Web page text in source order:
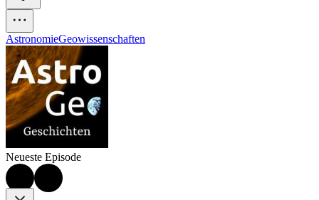
AstronomieGeowissenschaften
Neueste Episode